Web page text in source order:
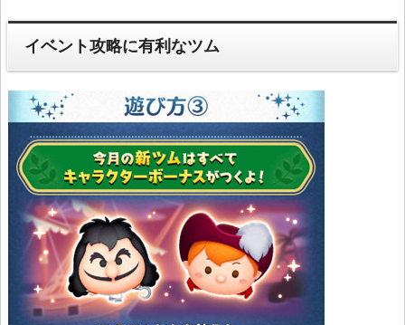
イベント攻略に有利なツム